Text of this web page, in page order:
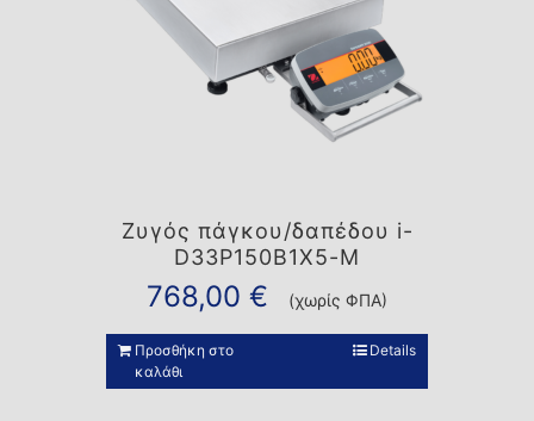
Ζυγός πάγκου/δαπέδου i-
D33P150B1X5-M
768,00 € (χωρίς ΦΠΑ)
Προσθήκη στο
καλάθι
Details